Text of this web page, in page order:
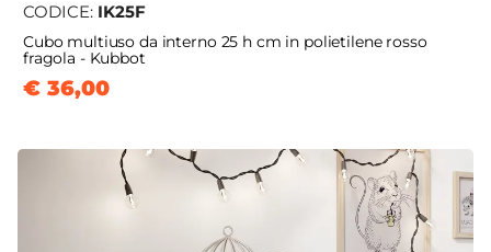
CODICE: IK25F
Cubo multiuso da interno 25 h cm in polietilene rosso
fragola - Kubbot
€ 36,00